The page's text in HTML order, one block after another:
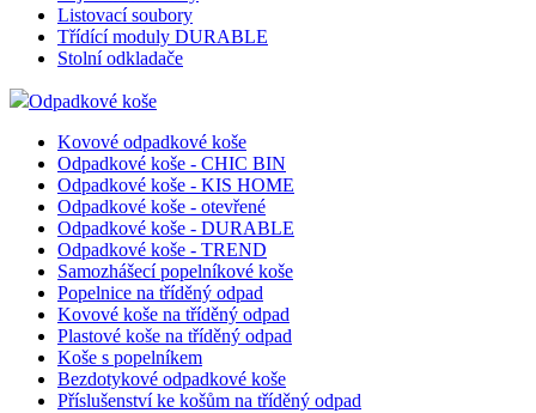
Listovací soubory
Třídící moduly DURABLE
Stolní odkladače
Odpadkové koše
Kovové odpadkové koše
Odpadkové koše - CHIC BIN
Odpadkové koše - KIS HOME
Odpadkové koše - otevřené
Odpadkové koše - DURABLE
Odpadkové koše - TREND
Samozhášecí popelníkové koše
Popelnice na tříděný odpad
Kovové koše na tříděný odpad
Plastové koše na tříděný odpad
Koše s popelníkem
Bezdotykové odpadkové koše
Příslušenství ke košům na tříděný odpad